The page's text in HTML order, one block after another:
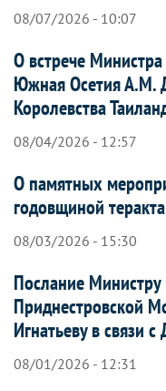
08/07/2026 - 10:07
О встрече
Южная Осетия А.М.
Королевства
08/04/2026 - 12:57
О памятных
годовщиной
08/03/2026 - 15:30
Послание
Приднестровской
Игнатьеву в связи
08/01/2026 - 12:31